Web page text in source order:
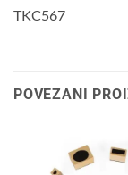
TKC567
POVEZANI